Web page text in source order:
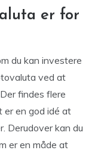
er for
du kan investere
ved at
findes flere
er en god idé at
Derudover kan du
er en måde at